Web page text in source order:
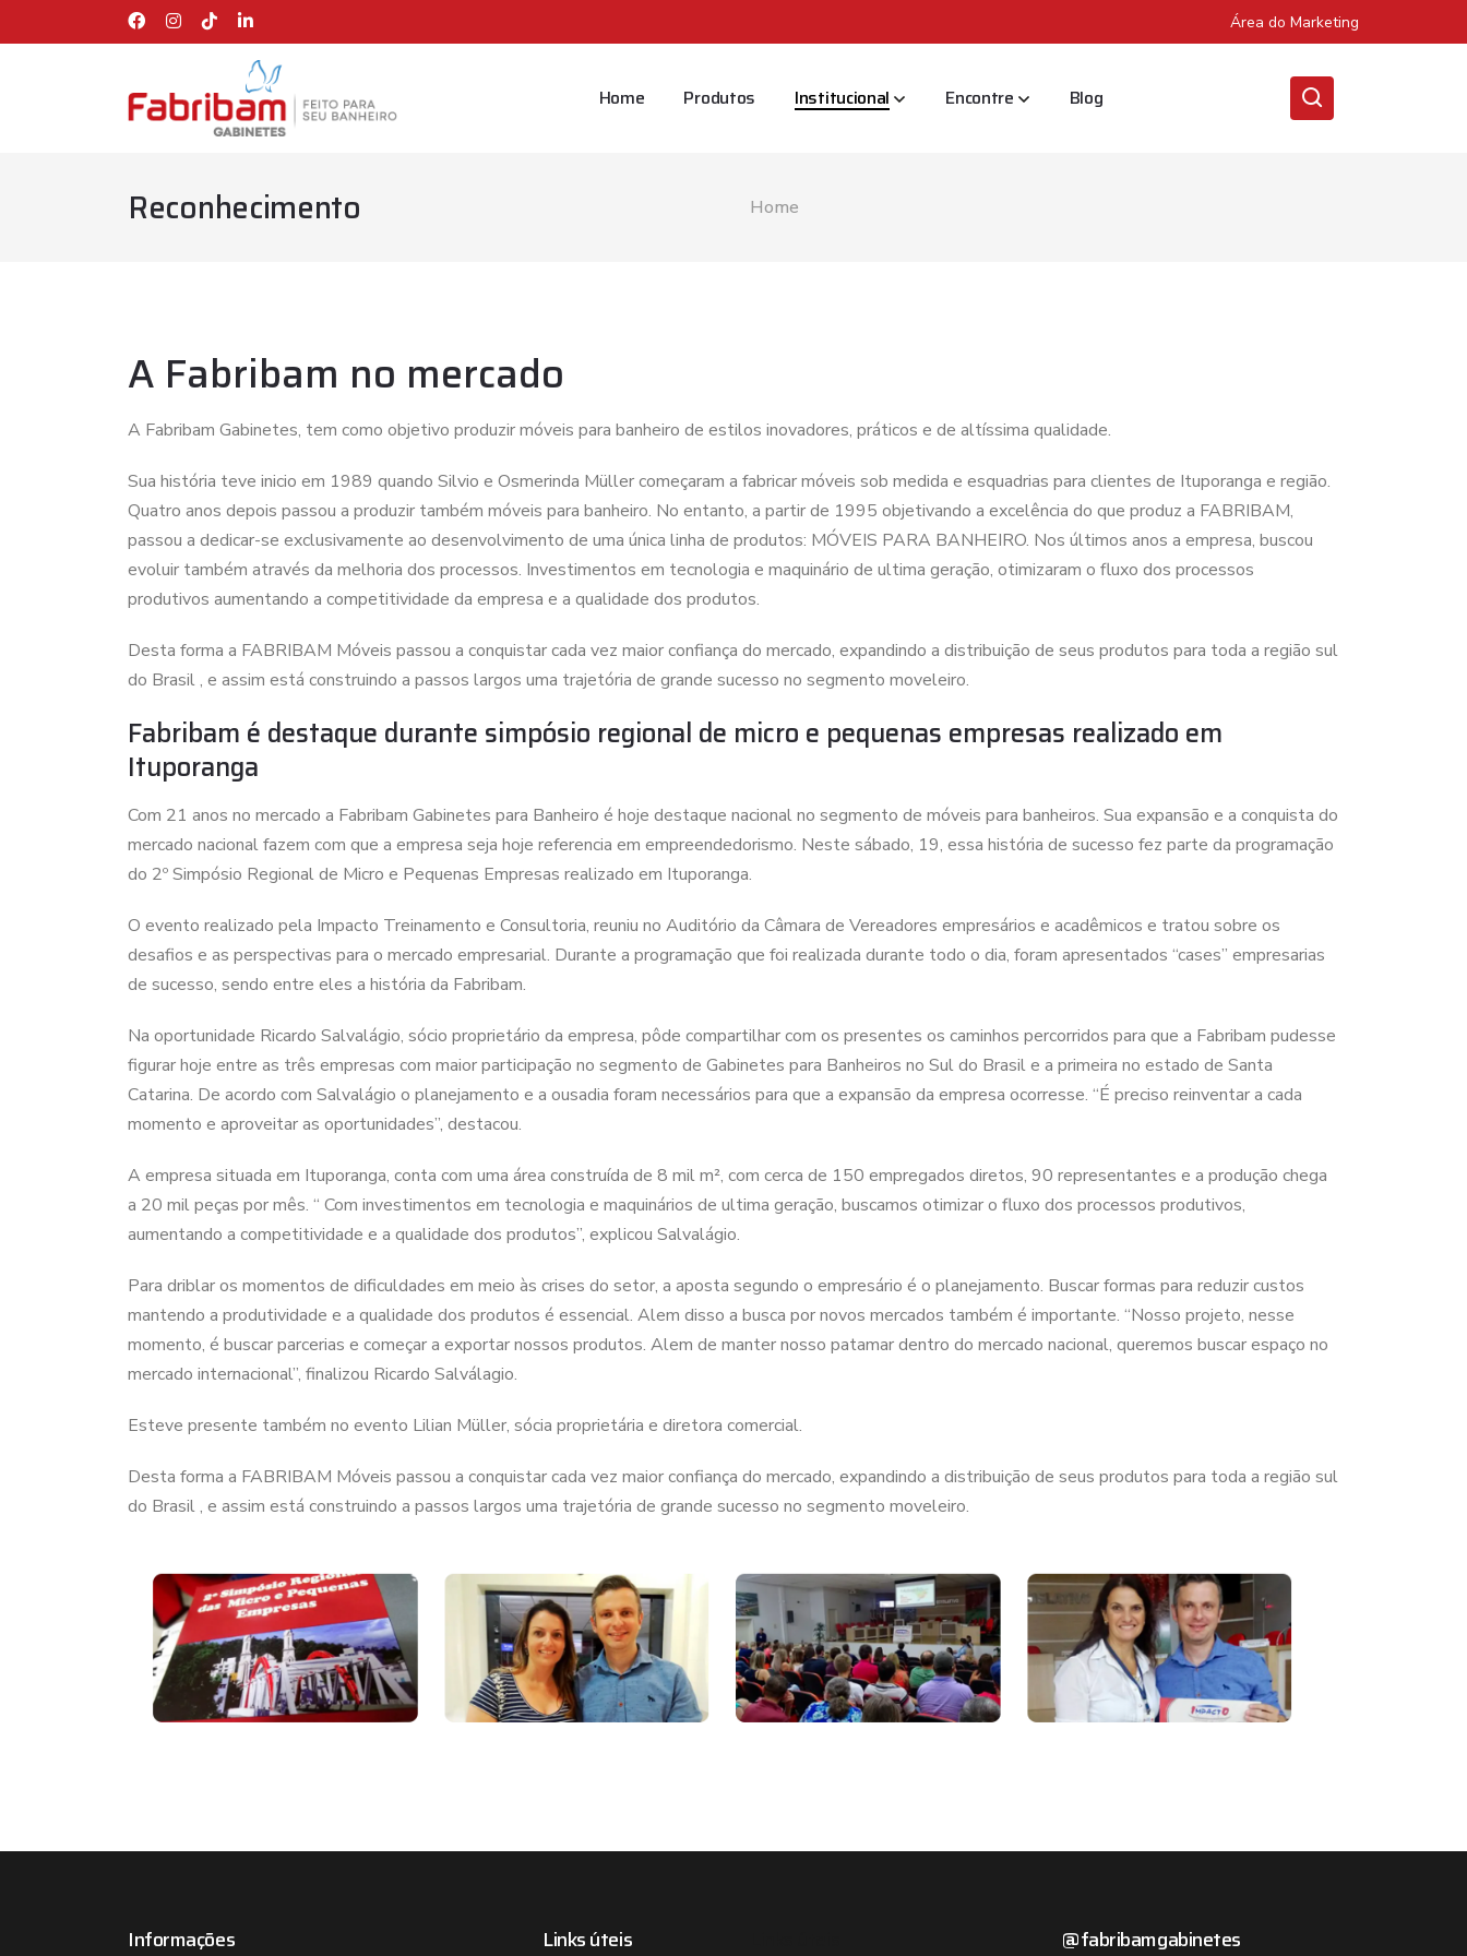
Área do Marketing
Home Produtos Institucional Encontre Blog
Reconhecimento Home
A Fabribam no mercado
A Fabribam Gabinetes, tem como objetivo produzir móveis para banheiro de estilos inovadores, práticos e de altíssima qualidade.
Sua história teve inicio em 1989 quando Silvio e Osmerinda Müller começaram a fabricar móveis sob medida e esquadrias para clientes de Ituporanga e região.
Quatro anos depois passou a produzir também móveis para banheiro. No entanto, a partir de 1995 objetivando a excelência do que produz a FABRIBAM,
passou a dedicar-se exclusivamente ao desenvolvimento de uma única linha de produtos: MÓVEIS PARA BANHEIRO. Nos últimos anos a empresa, buscou
evoluir também através da melhoria dos processos. Investimentos em tecnologia e maquinário de ultima geração, otimizaram o fluxo dos processos
produtivos aumentando a competitividade da empresa e a qualidade dos produtos.
Desta forma a FABRIBAM Móveis passou a conquistar cada vez maior confiança do mercado, expandindo a distribuição de seus produtos para toda a região sul
do Brasil , e assim está construindo a passos largos uma trajetória de grande sucesso no segmento moveleiro.
Fabribam é destaque durante simpósio regional de micro e pequenas empresas realizado em
Ituporanga
Com 21 anos no mercado a Fabribam Gabinetes para Banheiro é hoje destaque nacional no segmento de móveis para banheiros. Sua expansão e a conquista do
mercado nacional fazem com que a empresa seja hoje referencia em empreendedorismo. Neste sábado, 19, essa história de sucesso fez parte da programação
do 2º Simpósio Regional de Micro e Pequenas Empresas realizado em Ituporanga.
O evento realizado pela Impacto Treinamento e Consultoria, reuniu no Auditório da Câmara de Vereadores empresários e acadêmicos e tratou sobre os
desafios e as perspectivas para o mercado empresarial. Durante a programação que foi realizada durante todo o dia, foram apresentados “cases” empresarias
de sucesso, sendo entre eles a história da Fabribam.
Na oportunidade Ricardo Salvalágio, sócio proprietário da empresa, pôde compartilhar com os presentes os caminhos percorridos para que a Fabribam pudesse
figurar hoje entre as três empresas com maior participação no segmento de Gabinetes para Banheiros no Sul do Brasil e a primeira no estado de Santa
Catarina. De acordo com Salvalágio o planejamento e a ousadia foram necessários para que a expansão da empresa ocorresse. “É preciso reinventar a cada
momento e aproveitar as oportunidades”, destacou.
A empresa situada em Ituporanga, conta com uma área construída de 8 mil m², com cerca de 150 empregados diretos, 90 representantes e a produção chega
a 20 mil peças por mês. “ Com investimentos em tecnologia e maquinários de ultima geração, buscamos otimizar o fluxo dos processos produtivos,
aumentando a competitividade e a qualidade dos produtos”, explicou Salvalágio.
Para driblar os momentos de dificuldades em meio às crises do setor, a aposta segundo o empresário é o planejamento. Buscar formas para reduzir custos
mantendo a produtividade e a qualidade dos produtos é essencial. Alem disso a busca por novos mercados também é importante. “Nosso projeto, nesse
momento, é buscar parcerias e começar a exportar nossos produtos. Alem de manter nosso patamar dentro do mercado nacional, queremos buscar espaço no
mercado internacional”, finalizou Ricardo Salválagio.
Esteve presente também no evento Lilian Müller, sócia proprietária e diretora comercial.
Desta forma a FABRIBAM Móveis passou a conquistar cada vez maior confiança do mercado, expandindo a distribuição de seus produtos para toda a região sul
do Brasil , e assim está construindo a passos largos uma trajetória de grande sucesso no segmento moveleiro.
Informações Links úteis @fabribamgabinetes